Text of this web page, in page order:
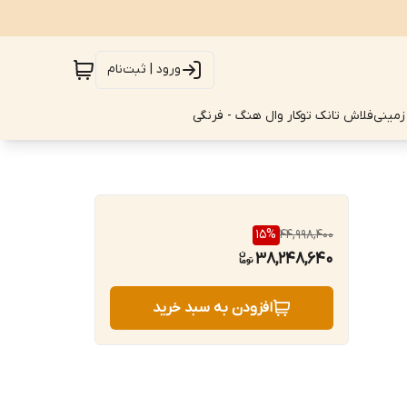
ورود | ثبت‌نام
فلاش تانک توکار وال هنگ - فرنگی
44,998,400
15%
38,248,640
افزودن به سبد خرید